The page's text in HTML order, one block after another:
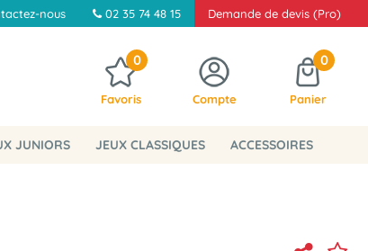
nous 02 35 74 48 15 Demande de devis (Pro)
0
Favoris Compte
0
Panier
JUNIORS JEUX CLASSIQUES ACCESSOIRES